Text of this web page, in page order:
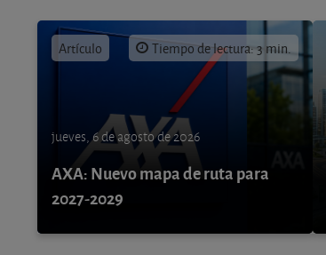
Artículo Tiempo de lectura: 3 min.
jueves, 6 de agosto de 2026
AXA: Nuevo mapa de ruta para
2027-2029